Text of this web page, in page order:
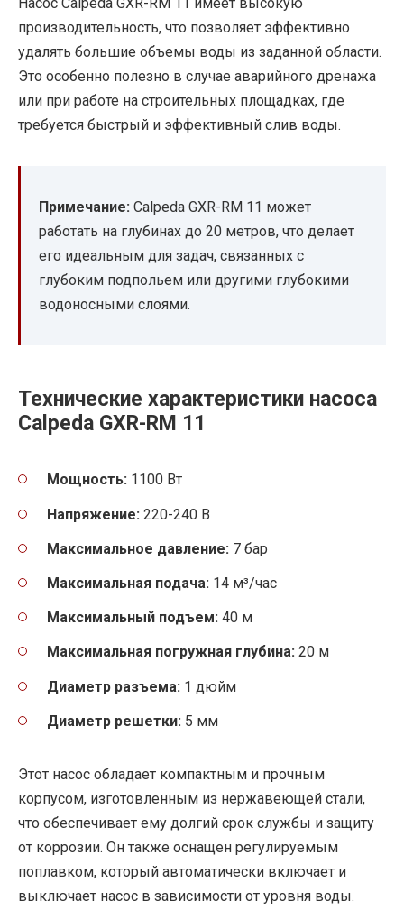
производительность, что позволяет эффективно
удалять большие объемы воды из заданной области.
Это особенно полезно в случае аварийного дренажа
или при работе на строительных площадках, где
требуется быстрый и эффективный слив воды.
Примечание: Calpeda GXR-RM 11 может
работать на глубинах до 20 метров, что делает
его идеальным для задач, связанных с
глубоким подпольем или другими глубокими
водоносными слоями.
Технические характеристики насоса
Calpeda GXR-RM 11
Мощность: 1100 Вт
Напряжение: 220-240 В
Максимальное давление: 7 бар
Максимальная подача: 14 м³/час
Максимальный подъем: 40 м
Максимальная погружная глубина: 20 м
Диаметр разъема: 1 дюйм
Диаметр решетки: 5 мм
Этот насос обладает компактным и прочным
корпусом, изготовленным из нержавеющей стали,
что обеспечивает ему долгий срок службы и защиту
от коррозии. Он также оснащен регулируемым
поплавком, который автоматически включает и
выключает насос в зависимости от уровня воды.